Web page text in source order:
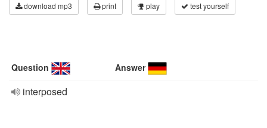
download mp3 print play test yourself
Question Answer
interposed